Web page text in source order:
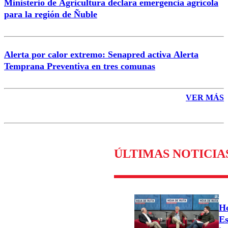
Ministerio de Agricultura declara emergencia agrícola
para la región de Ñuble
Alerta por calor extremo: Senapred activa Alerta
Temprana Preventiva en tres comunas
VER MÁS
ÚLTIMAS